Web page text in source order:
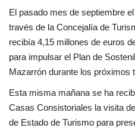
El pasado mes de septiembre
través de la Concejalía de
recibía 4,15 millones de euros
para impulsar el Plan de
Mazarrón durante los próximos
Esta misma mañana se ha
Casas Consistoriales la visita
de Estado de Turismo para